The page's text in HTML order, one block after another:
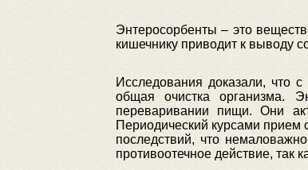
Энтеросорбенты – это
кишечнику приводит к выводу
Исследования доказали, что
общая очистка организма.
переваривании пищи. Они
Периодический курсами прием
последствий, что
противоотечное действие, так